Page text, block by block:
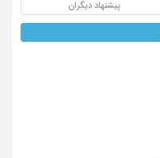
پیشنهاد دیگران